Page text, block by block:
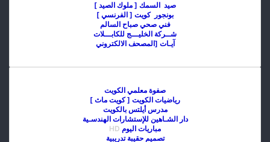
صيد السمك [ ملوك الصيد ]
بونجور كويت [ الفرنسي ]
فني صحي صباح السالم
شــركة الخليـــج للكابـــلات
آيـات [المصحف الالكتروني
صفوة معلمي الكويت
رياضيات الكويت [ كويت ماث ]
مدرس أيلتس بالكويت
دار الشـاهين للإستشارات الهندسـية
مباريات اليوم
تصميم حقيبة تدريبية